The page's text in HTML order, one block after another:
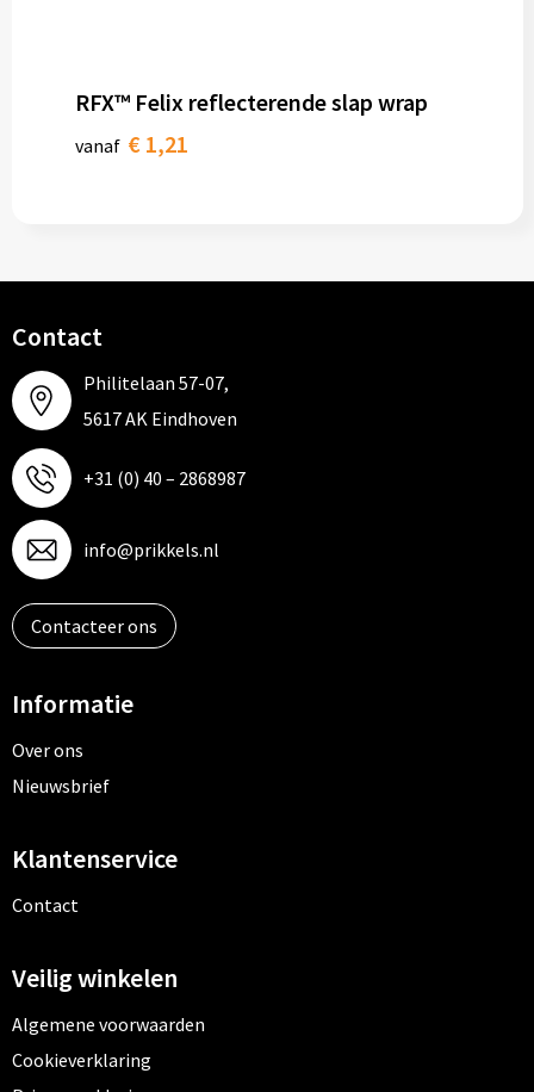
RFX™ Felix reflecterende slap wrap
vanaf € 1,21
Contact
Philitelaan 57-07,
5617 AK Eindhoven
+31 (0) 40 – 2868987
info@prikkels.nl
Contacteer ons
Informatie
Over ons
Nieuwsbrief
Klantenservice
Contact
Veilig winkelen
Algemene voorwaarden
Cookieverklaring